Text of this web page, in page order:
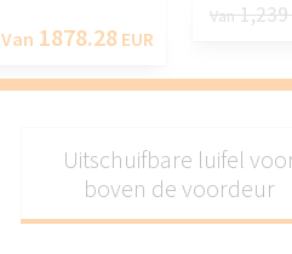
Van 1878.28EUR
Van
Uitschuifbare luifel
boven de voordeur